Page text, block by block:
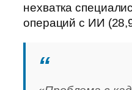
нехватка
операций с ИИ